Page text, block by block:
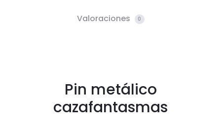
Valoraciones 0
Pin metálico
cazafantasmas